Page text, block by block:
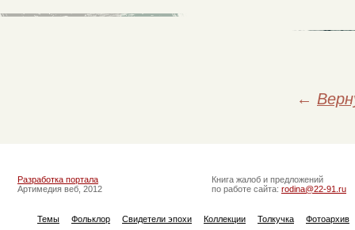
←
Разработка портала
Артимедия веб, 2012
Книга жалоб и предложений
по работе сайта: rodina@22-91.ru
Темы Фольклор Свидетели эпохи Коллекции Толкучка Фотоархив